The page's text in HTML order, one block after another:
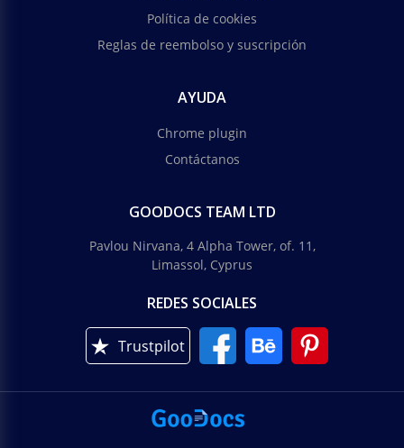
Política de cookies
Reglas de reembolso y suscripción
AYUDA
Chrome plugin
Contáctanos
GOODOCS TEAM LTD
Pavlou Nirvana, 4 Alpha Tower, of. 11,
Limassol, Cyprus
REDES SOCIALES
Trustpilot